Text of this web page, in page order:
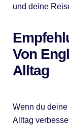
und deine
Von
Alltag
Wenn du
Alltag